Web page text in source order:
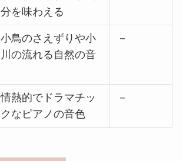
分を味わえる
小鳥のさえずりや小
川の流れる自然の音
－
情熱的でドラマチッ
クなピアノの音色
－